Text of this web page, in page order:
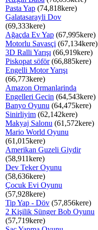
Pasta Yap (74,818kere)
Galatasarayli Dov
(69,333kere)
Ağaçda Ev Yap (67,995kere)
Motorlu Savasçi (67,134kere)
3D Ralli Yarışı (66,919kere)
Piskopat söför(66,885kere)
Engelli Motor Yarışı
(66,773kere)
Amazon Ormanlarinda
Engelleri Gecin (64,543kere)
Banyo Oyunu (64,475kere)
Sinirliyim (62,142kere)
Makyaj Salonu (61,572kere)
Mario World Oyunu
(61,015kere)
Amerikan Guzeli Giydir
(58,911kere)
Dev Teker Oyunu
(58,636kere)
Çocuk Evi Oyunu
(57,928kere)
Tip Yap - Döv (57,856kere)
2 Kişilik Sünger Bob Oyunu
(57,719kere)